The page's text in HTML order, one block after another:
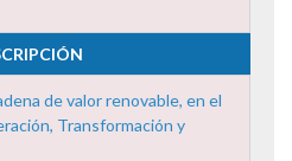
de valor renovable, en el
Transformación y